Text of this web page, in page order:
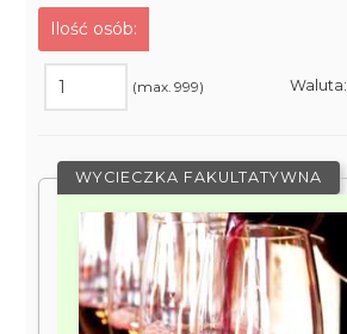
Ilość osób:
(max. 999) Waluta:
WYCIECZKA FAKULTATYWNA